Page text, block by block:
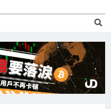
市場聚焦比特幣波動
清：公司與個人分